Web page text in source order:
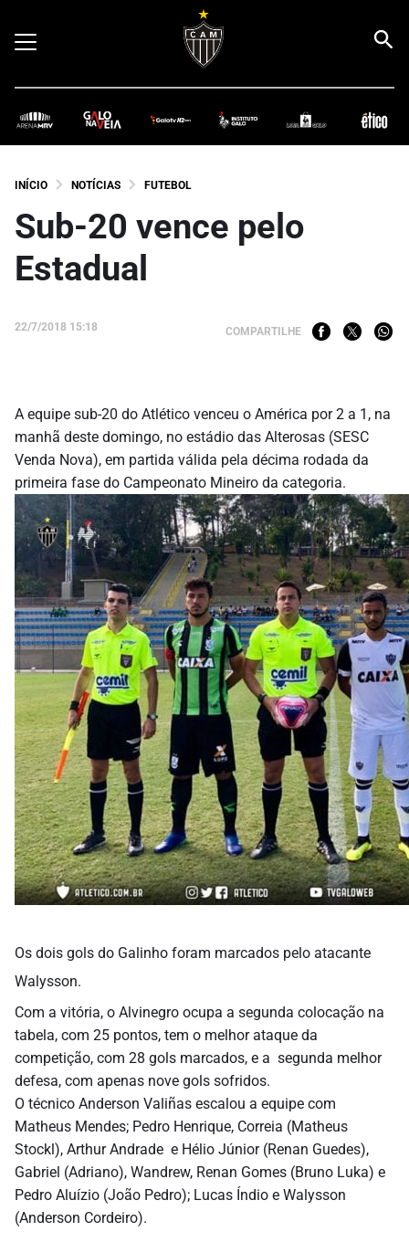
INÍCIO NOTÍCIAS FUTEBOL
Sub-20 vence pelo
Estadual
22/7/2018 15:18 COMPARTILHE
A equipe sub-20 do Atlético venceu o América por 2 a 1, na
manhã deste domingo, no estádio das Alterosas (SESC
Venda Nova), em partida válida pela décima rodada da
primeira fase do Campeonato Mineiro da categoria.
Os dois gols do Galinho foram marcados pelo atacante
Walysson.
Com a vitória, o Alvinegro ocupa a segunda colocação na
tabela, com 25 pontos, tem o melhor ataque da
competição, com 28 gols marcados, e a segunda melhor
defesa, com apenas nove gols sofridos.
O técnico Anderson Valiñas escalou a equipe com
Matheus Mendes; Pedro Henrique, Correia (Matheus
Stockl), Arthur Andrade e Hélio Júnior (Renan Guedes),
Gabriel (Adriano), Wandrew, Renan Gomes (Bruno Luka) e
Pedro Aluízio (João Pedro); Lucas Índio e Walysson
(Anderson Cordeiro).